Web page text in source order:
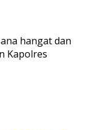
hangat dan
Kapolres